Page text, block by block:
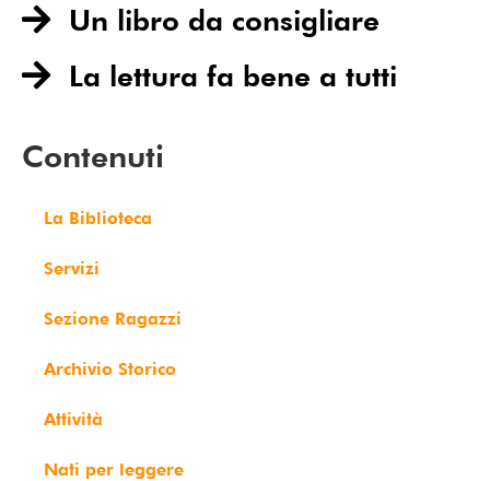
Un libro da consigliare
La lettura fa bene a tutti
Contenuti
La Biblioteca
Servizi
Sezione Ragazzi
Archivio Storico
Attività
Nati per leggere